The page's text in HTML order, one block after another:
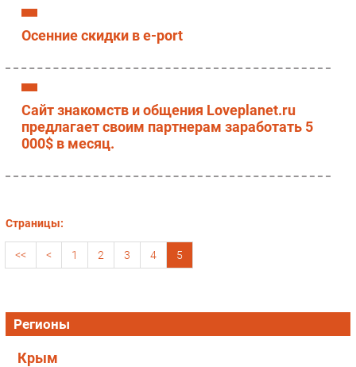
Осенние скидки в e-port
Сайт знакомств и общения Loveplanet.ru
предлагает своим партнерам заработать 5
000$ в месяц.
Страницы:
<< < 1 2 3 4 5
Регионы
Крым